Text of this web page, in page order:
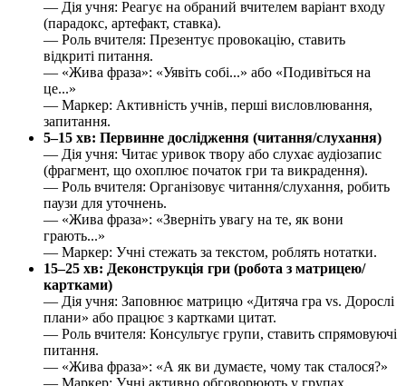
— Дія учня: Реагує на обраний вчителем варіант входу
(парадокс, артефакт, ставка).
— Роль вчителя: Презентує провокацію, ставить
відкриті питання.
— «Жива фраза»: «Уявіть собі...» або «Подивіться на
це...»
— Маркер: Активність учнів, перші висловлювання,
запитання.
5–15 хв: Первинне дослідження (читання/слухання)
— Дія учня: Читає уривок твору або слухає аудіозапис
(фрагмент, що охоплює початок гри та викрадення).
— Роль вчителя: Організовує читання/слухання, робить
паузи для уточнень.
— «Жива фраза»: «Зверніть увагу на те, як вони
грають...»
— Маркер: Учні стежать за текстом, роблять нотатки.
15–25 хв: Деконструкція гри (робота з матрицею/
картками)
— Дія учня: Заповнює матрицю «Дитяча гра vs. Дорослі
плани» або працює з картками цитат.
— Роль вчителя: Консультує групи, ставить спрямовуючі
питання.
— «Жива фраза»: «А як ви думаєте, чому так сталося?»